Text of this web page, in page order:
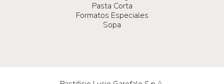
Pasta Corta
Formatos Especiales
Sopa